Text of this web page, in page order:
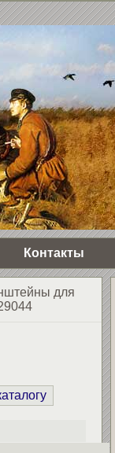
Контакты
для